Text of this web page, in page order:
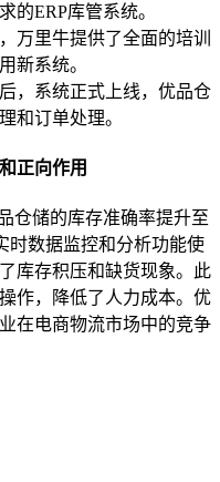
的ERP库管系统。
万里牛提供了全面的培训
新系统。
，系统正式上线，优品仓
和订单处理。
正向作用
仓储的库存准确率提升至
时数据监控和分析功能使
库存积压和缺货现象。此
作，降低了人力成本。优
在电商物流市场中的竞争